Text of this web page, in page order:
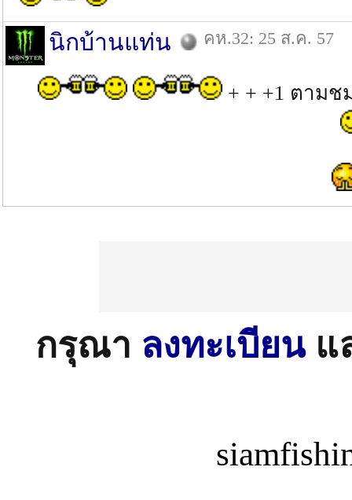
นิกบ้านแท่น คห.32: 25 ส.ค. 57
+ + +1 ตามช
กรุณา ลงทะเบียนแ